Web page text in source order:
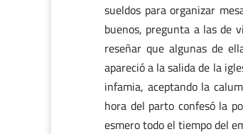
sueldos para organizar
buenos, pregunta a las de
reseñar que algunas de
apareció a la salida de la
infamia, aceptando la
hora del parto confesó la
esmero todo el tiempo del